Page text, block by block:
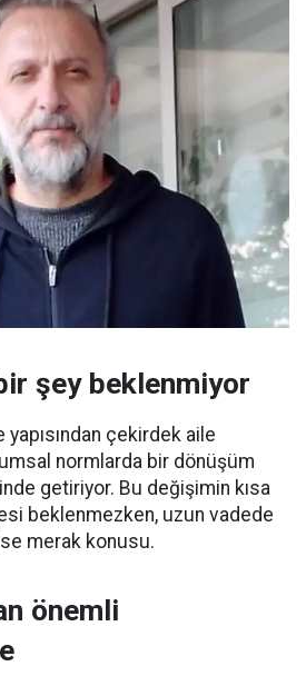
şey beklenmiyor
çekirdek aile
normlarda bir dönüşüm
getiriyor. Bu değişimin kısa
beklenmezken, uzun vadede
merak konusu.
önemli